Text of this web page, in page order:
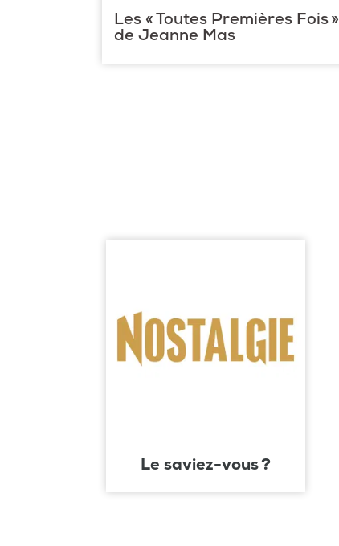
Les « Toutes Premières Fois »
de Jeanne Mas
Le saviez-vous ?